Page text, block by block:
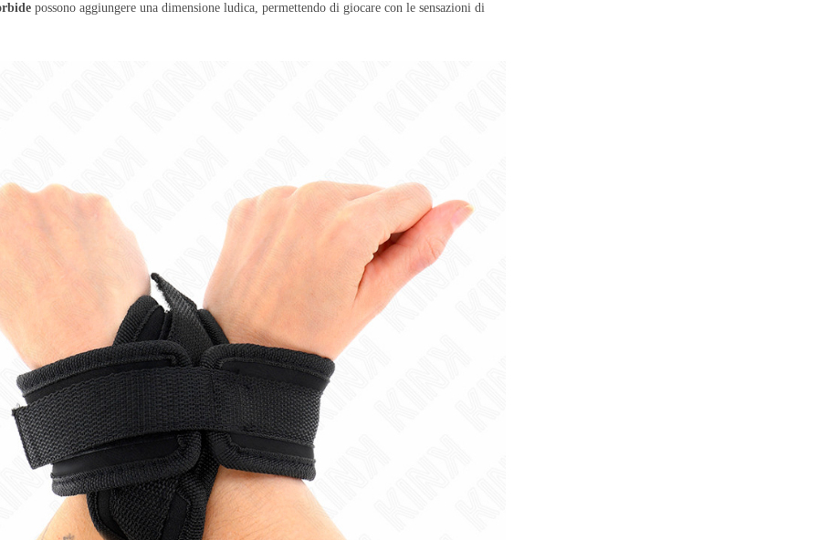
possono aggiungere una dimensione ludica, permettendo di giocare con le sensazioni di